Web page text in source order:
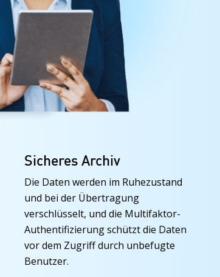
Sicheres Archiv
Die Daten werden im Ruhezustand
und bei der Übertragung
verschlüsselt, und die Multifaktor-
Authentifizierung schützt die Daten
vor dem Zugriff durch unbefugte
Benutzer.